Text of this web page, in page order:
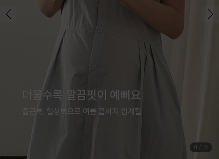
여름은 귀엽게 입는 계절
체형커버까지 완벽한 점프수트
5